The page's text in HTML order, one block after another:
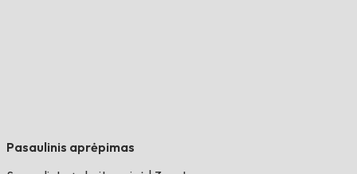
Pasaulinis aprėpimas